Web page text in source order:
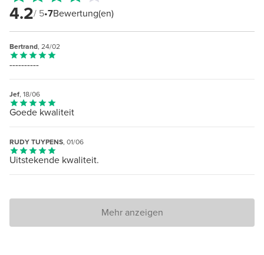
4.2/ 5•7Bewertung(en)
Bertrand, 24/02
----------
Jef, 18/06
Goede kwaliteit
RUDY TUYPENS, 01/06
Uitstekende kwaliteit.
Mehr anzeigen